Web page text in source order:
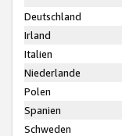
Deutschland
Irland
Italien
Niederlande
Polen
Spanien
Schweden